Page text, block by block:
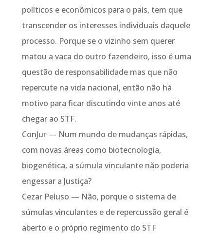
políticos e econômicos para o país, tem que
transcender os interesses individuais daquele
processo. Porque se o vizinho sem querer
matou a vaca do outro fazendeiro, isso é uma
questão de responsabilidade mas que não
repercute na vida nacional, então não há
motivo para ficar discutindo vinte anos até
chegar ao STF.
ConJur — Num mundo de mudanças rápidas,
com novas áreas como biotecnologia,
biogenética, a súmula vinculante não poderia
engessar a Justiça?
Cezar Peluso — Não, porque o sistema de
súmulas vinculantes e de repercussão geral é
aberto e o próprio regimento do STF